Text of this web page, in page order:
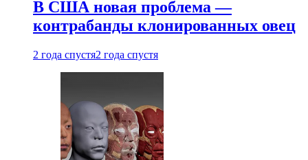
В США новая проблема —
контрабанды клонированных овец
2 года спустя2 года спустя